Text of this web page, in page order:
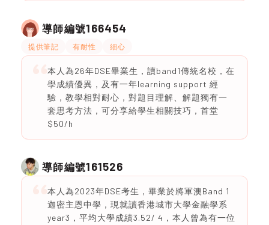
導師編號166454
提供筆記 有耐性 細心
本人為26年DSE畢業生，讀band1傳統名校，在
學成績優異，及有一年learning support 經
驗，教學相對耐心，對題目理解、解題獨有一
套思考方法，可分享給學生相關技巧，首堂
$50/h
導師編號161526
本人為2023年DSE考生，畢業於將軍澳Band 1
迦密主恩中學，現就讀香港城市大學金融學系
year3，平均大學成績3.52/ 4，本人曾為有一位